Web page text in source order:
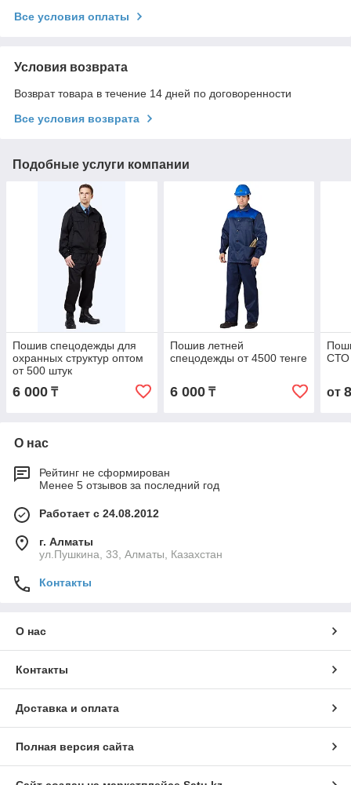
Все условия оплаты
Условия возврата
Возврат товара в течение 14 дней по договоренности
Все условия возврата
Подобные услуги компании
Пошив спецодежды для
охранных структур оптом
от 500 штук
6 000 ₸
Пошив летней
спецодежды от 4500 тенге
6 000₸
СТО
от
О нас
Рейтинг не сформирован
Менее 5 отзывов за последний год
Работает с 24.08.2012
г. Алматы
ул.Пушкина, 33, Алматы, Казахстан
Контакты
О нас
Контакты
Доставка и оплата
Полная версия сайта